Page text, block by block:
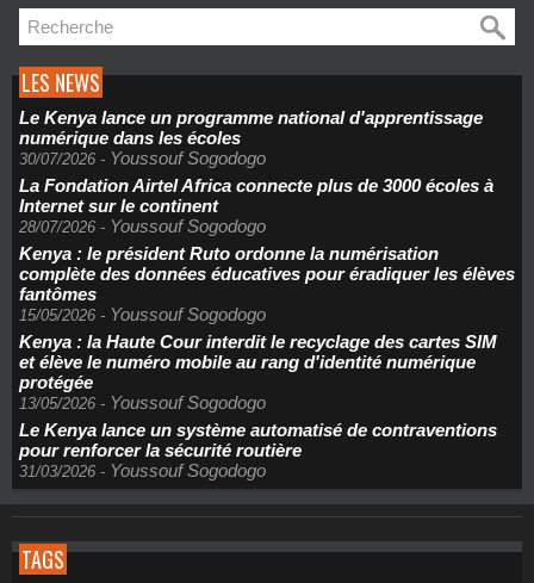
LES NEWS
Le Kenya lance un programme national d'apprentissage
numérique dans les écoles
30/07/2026 - Youssouf Sogodogo
La Fondation Airtel Africa connecte plus de 3000 écoles à
Internet sur le continent
28/07/2026 - Youssouf Sogodogo
Kenya : le président Ruto ordonne la numérisation
complète des données éducatives pour éradiquer les élèves
fantômes
15/05/2026 - Youssouf Sogodogo
Kenya : la Haute Cour interdit le recyclage des cartes SIM
et élève le numéro mobile au rang d'identité numérique
protégée
13/05/2026 - Youssouf Sogodogo
Le Kenya lance un système automatisé de contraventions
pour renforcer la sécurité routière
31/03/2026 - Youssouf Sogodogo
TAGS